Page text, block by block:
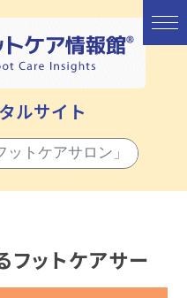
ルサイト
フットケアサー